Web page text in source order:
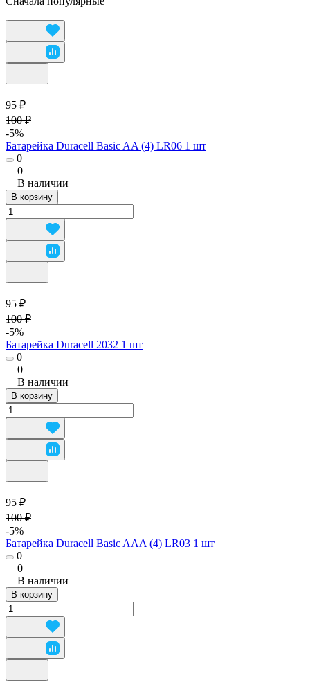
95 ₽
100 ₽
-5%
Батарейка Duracell Basic AA (4) LR06 1 шт
0
0
В наличии
В корзину
95 ₽
100 ₽
-5%
Батарейка Duracell 2032 1 шт
0
0
В наличии
В корзину
95 ₽
100 ₽
-5%
Батарейка Duracell Basic AAA (4) LR03 1 шт
0
0
В наличии
В корзину